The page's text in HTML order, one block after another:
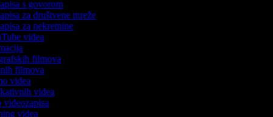
s govorom
za društvene mreže
za nekretnine
videa
filmova
filmova
videa
videa
videozapisa
videa